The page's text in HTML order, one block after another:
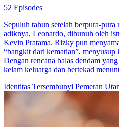
dia bekerja sama dengan Brian,
Ella dan membunuh ibunya Ella.
malah membuat Ella mengandung
yang kaya. Ella pura-pura mati
oleh Lia dan kabur. Lima tahun
anaknya dan bersumpah untuk
yang pernah menyakitinya ... Kata
Dendam, Nikah Kontrak
Kelahiran kembaliDrama Periode